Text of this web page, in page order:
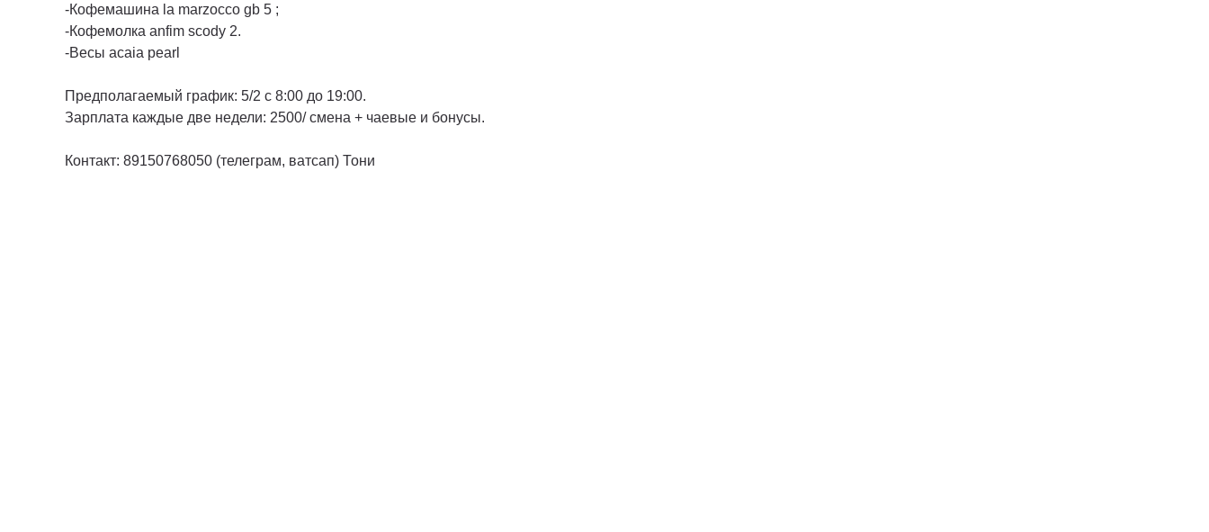
-Кофемашина la marzocco gb 5 ;
-Кофемолка anfim scody 2.
-Весы acaia pearl
Предполагаемый график: 5/2 с 8:00 до 19:00.
Зарплата каждые две недели: 2500/ смена + чаевые и бонусы.
Контакт: 89150768050 (телеграм, ватсап) Тони